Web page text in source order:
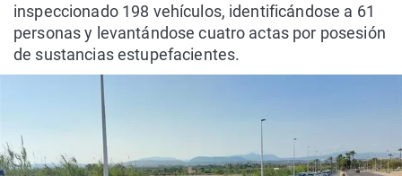
inspeccionado 198 vehículos, identificándose a 61
personas y levantándose cuatro actas por posesión
de sustancias estupefacientes.